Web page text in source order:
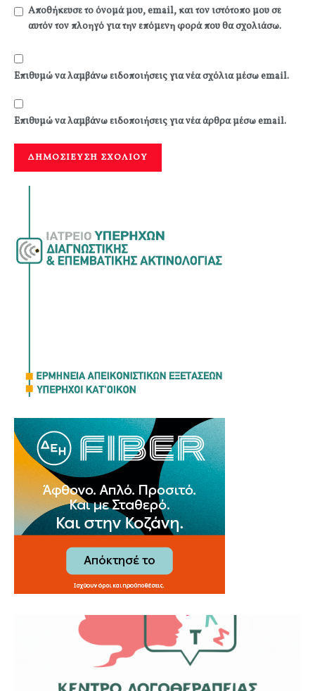
Αποθήκευσε το όνομά μου, email, και τον ιστότοπο μου σε
αυτόν τον πλοηγό για την επόμενη φορά που θα σχολιάσω.
Επιθυμώ να λαμβάνω ειδοποιήσεις για νέα σχόλια μέσω email.
Επιθυμώ να λαμβάνω ειδοποιήσεις για νέα άρθρα μέσω email.